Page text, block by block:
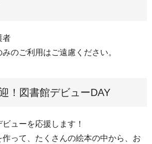
者
のご利用はご遠慮ください。
！図書館デビューDAY
ューを応援します！
って、たくさんの絵本の中から、お